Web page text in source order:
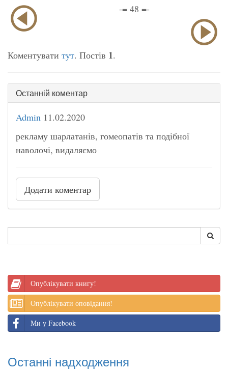
-= 48 =-
Коментувати тут. Постів 1.
Останній коментар
Admin 11.02.2020
рекламу шарлатанів, гомеопатів та подібної
наволочі, видаляємо
Додати коментар
Опублікувати книгу!
Опублікувати оповідання!
Ми у Facebook
Останні надходження